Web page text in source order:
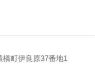
町伊良原37番地1